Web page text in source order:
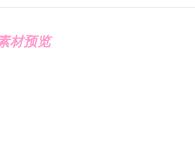
材预览